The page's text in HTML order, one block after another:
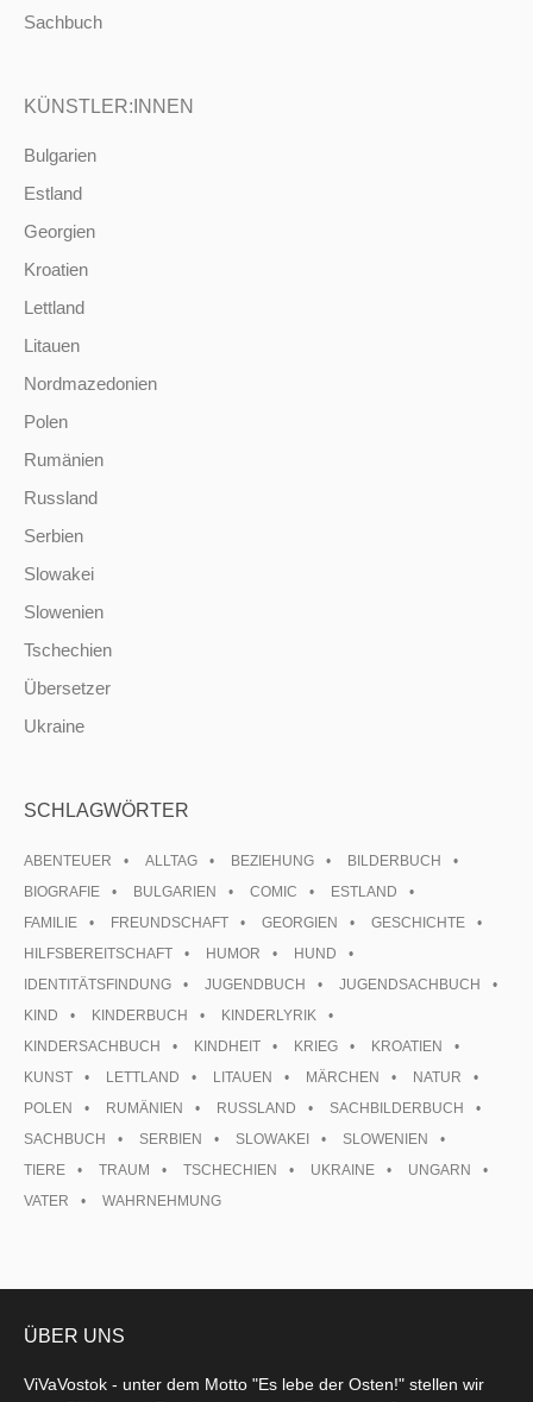
Sachbuch
KÜNSTLER:INNEN
Bulgarien
Estland
Georgien
Kroatien
Lettland
Litauen
Nordmazedonien
Polen
Rumänien
Russland
Serbien
Slowakei
Slowenien
Tschechien
Übersetzer
Ukraine
SCHLAGWÖRTER
ABENTEUER ALLTAG BEZIEHUNG
BILDERBUCH
BIOGRAFIE
BULGARIEN COMIC
ESTLAND
FAMILIE
FREUNDSCHAFT GEORGIEN
GESCHICHTE
HILFSBEREITSCHAFT
HUMOR
HUND
IDENTITÄTSFINDUNG
JUGENDBUCH
JUGENDSACHBUCH
KIND
KINDERBUCH
KINDERLYRIK
KINDERSACHBUCH
KINDHEIT KRIEG
KROATIEN
KUNST
LETTLAND LITAUEN MÄRCHEN
NATUR
POLEN
RUMÄNIEN RUSSLAND
SACHBILDERBUCH
SACHBUCH
SERBIEN SLOWAKEI
SLOWENIEN
TIERE
TRAUM TSCHECHIEN UKRAINE
UNGARN
VATER
WAHRNEHMUNG
ÜBER UNS
ViVaVostok - unter dem Motto "Es lebe der Osten!" stellen wir